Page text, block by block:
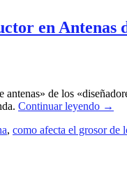
en Antenas
antenas» de los
Continuar leyendo →
, como afecta el grosor de